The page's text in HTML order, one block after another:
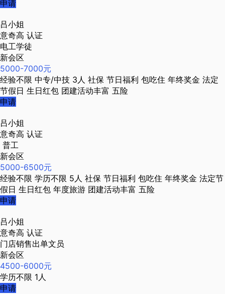
申请
吕小姐
意奇高 认证
电工学徒
新会区
5000-7000元
经验不限 中专/中技 3人 社保 节日福利 包吃住 年终奖金 法定
节假日 生日红包 团建活动丰富 五险
申请
吕小姐
意奇高 认证
普工
新会区
5000-6500元
经验不限 学历不限 5人 社保 节日福利 包吃住 年终奖金 法定节
假日 生日红包 年度旅游 团建活动丰富 五险
申请
吕小姐
意奇高 认证
门店销售出单文员
新会区
4500-6000元
学历不限 1人
申请